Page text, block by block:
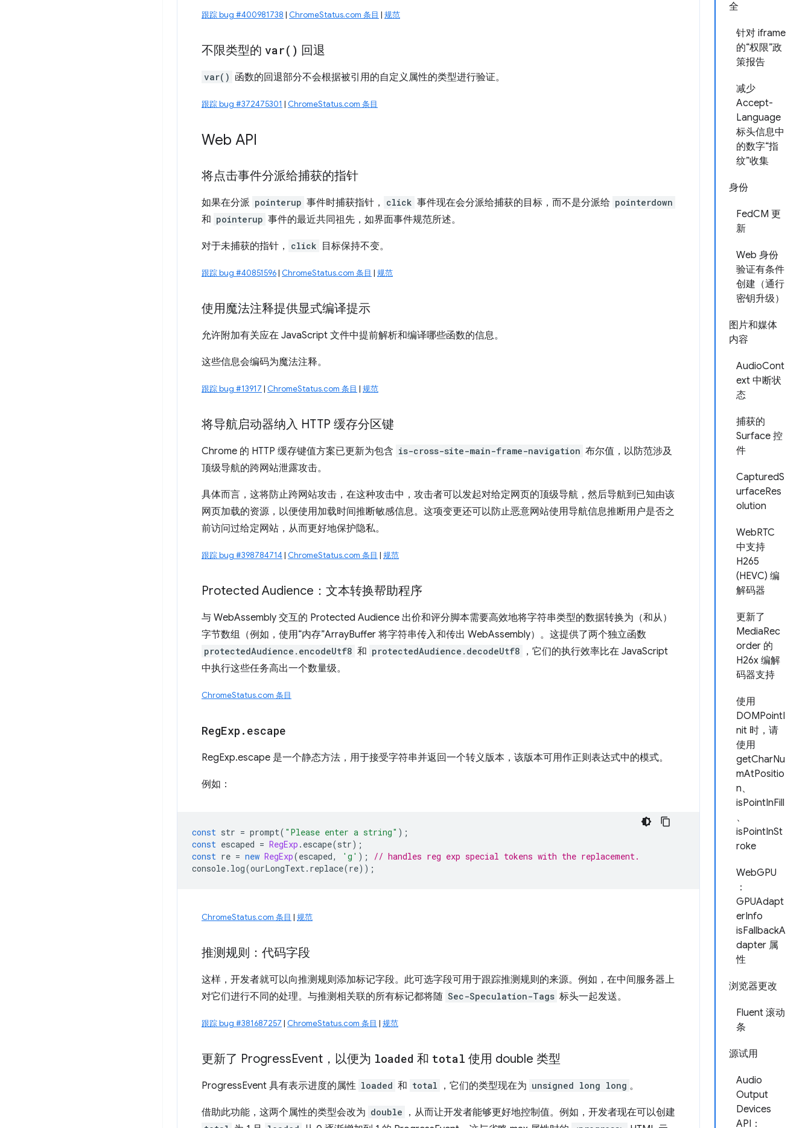
全
针对 iframe
的“权限”政
策报告
减少
Accept-
Language
标头信息中
的数字“指
纹”收集
身份
FedCM 更
新
Web 身份
验证有条件
创建（通行
密钥升级）
图片和媒体
内容
AudioCont
ext 中断状
态
捕获的
Surface 控
件
CapturedS
urfaceRes
olution
WebRTC
中支持
H265
(HEVC) 编
解码器
更新了
MediaRec
order 的
H26x 编解
码器支持
使用
DOMPointI
nit 时，请
使用
getCharNu
mAtPositio
n、
isPointInFill
、
isPointInSt
roke
WebGPU
：
GPUAdapt
erInfo
isFallbackA
dapter 属
性
浏览器更改
Fluent 滚动
条
源试用
Audio
Output
Devices
API：
跟踪 bug #400981738 | ChromeStatus.com 条目 | 规范
不限类型的 var( ) 回退
var() 函数的回退部分不会根据被引用的自定义属性的类型进行验证。
跟踪 bug #372475301 | ChromeStatus.com 条目
Web API
将点击事件分派给捕获的指针
如果在分派 pointerup 事件时捕获指针， click 事件现在会分派给捕获的目标，而不是分派给 pointerdown
和 pointerup 事件的最近共同祖先，如界面事件规范所述。
对于未捕获的指针， click 目标保持不变。
跟踪 bug #40851596| ChromeStatus.com 条目 | 规范
使用魔法注释提供显式编译提示
允许附加有关应在 JavaScript 文件中提前解析和编译哪些函数的信息。
这些信息会编码为魔法注释。
跟踪 bug #13917 | ChromeStatus.com 条目 | 规范
将导航启动器纳入 HTTP 缓存分区键
Chrome 的 HTTP 缓存键值方案已更新为包含 is-cross-site-main-frame-navigation 布尔值，以防范涉及
顶级导航的跨网站泄露攻击。
具体而言，这将防止跨网站攻击，在这种攻击中，攻击者可以发起对给定网页的顶级导航，然后导航到已知由该
网页加载的资源，以便使用加载时间推断敏感信息。这项变更还可以防止恶意网站使用导航信息推断用户是否之
前访问过给定网站，从而更好地保护隐私。
跟踪 bug #398784714 | ChromeStatus.com 条目 | 规范
Protected Audience：文本转换帮助程序
与 WebAssembly 交互的 Protected Audience 出价和评分脚本需要高效地将字符串类型的数据转换为（和从）
字节数组（例如，使用“内存”ArrayBuffer 将字符串传入和传出 WebAssembly）。这提供了两个独立函数
protectedAudience.encodeUtf8 和 protectedAudience.decodeUtf8
，它们的执行效率比在 JavaScript
中执行这些任务高出一个数量级。
ChromeStatus.com 条目
RegExp . escape
RegExp.escape 是一个静态方法，用于接受字符串并返回一个转义版本，该版本可用作正则表达式中的模式。
例如：
const str = prompt( "Please enter a string" );
const escaped = RegExp . escape(str);
const re = new RegExp(escaped, 'g' );
// handles reg exp special tokens with the replacement.
console. log(ourLongText. replace(re));
ChromeStatus.com 条目 | 规范
推测规则：代码字段
这样，开发者就可以向推测规则添加标记字段。此可选字段可用于跟踪推测规则的来源。例如，在中间服务器上
对它们进行不同的处理。与推测相关联的所有标记都将随 Sec-Speculation-Tags 标头一起发送。
跟踪 bug #381687257 | ChromeStatus.com 条目 | 规范
更新了 ProgressEvent，以便为 loaded 和 total 使用 double 类型
ProgressEvent 具有表示进度的属性 loaded 和 total ，它们的类型现在为 unsigned long long 。
借助此功能，这两个属性的类型会改为 double ，从而让开发者能够更好地控制值。例如，开发者现在可以创建